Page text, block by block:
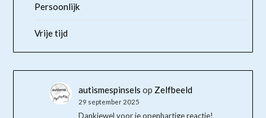
Persoonlijk
Vrije tijd
autismespinsels op Zelfbeeld
29 september 2025
Dankjewel voor je openhartige reactie!